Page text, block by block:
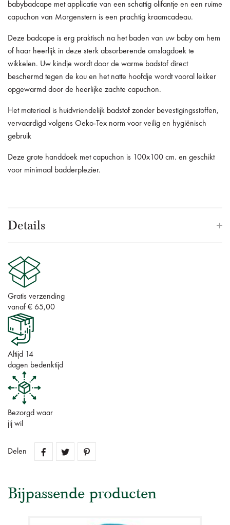
babybadcape met applicatie van een schattig olifantje en een ruime
capuchon van Morgenstern is een prachtig kraamcadeau.
Deze badcape is erg praktisch na het baden van uw baby om hem
of haar heerlijk in deze sterk absorberende omslagdoek te
wikkelen. Uw kindje wordt door de warme badstof direct
beschermd tegen de kou en het natte hoofdje wordt vooral lekker
opgewarmd door de heerlijke zachte capuchon.
Het materiaal is huidvriendelijk badstof zonder bevestigingsstoffen,
vervaardigd volgens Oeko-Tex norm voor veilig en hygiënisch
gebruik
Deze grote handdoek met capuchon is 100x100 cm. en geschikt
voor minimaal badderplezier.
Details
Gratis verzending
vanaf € 65,00
Altijd 14
dagen bedenktijd
Bezorgd waar
jij wil
Delen
Bijpassende producten